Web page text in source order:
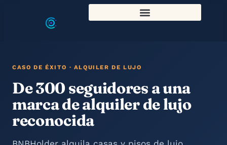
CASO DE ÉXITO · ALQUILER DE LUJO
De 300 seguidores a una
marca de alquiler de lujo
reconocida